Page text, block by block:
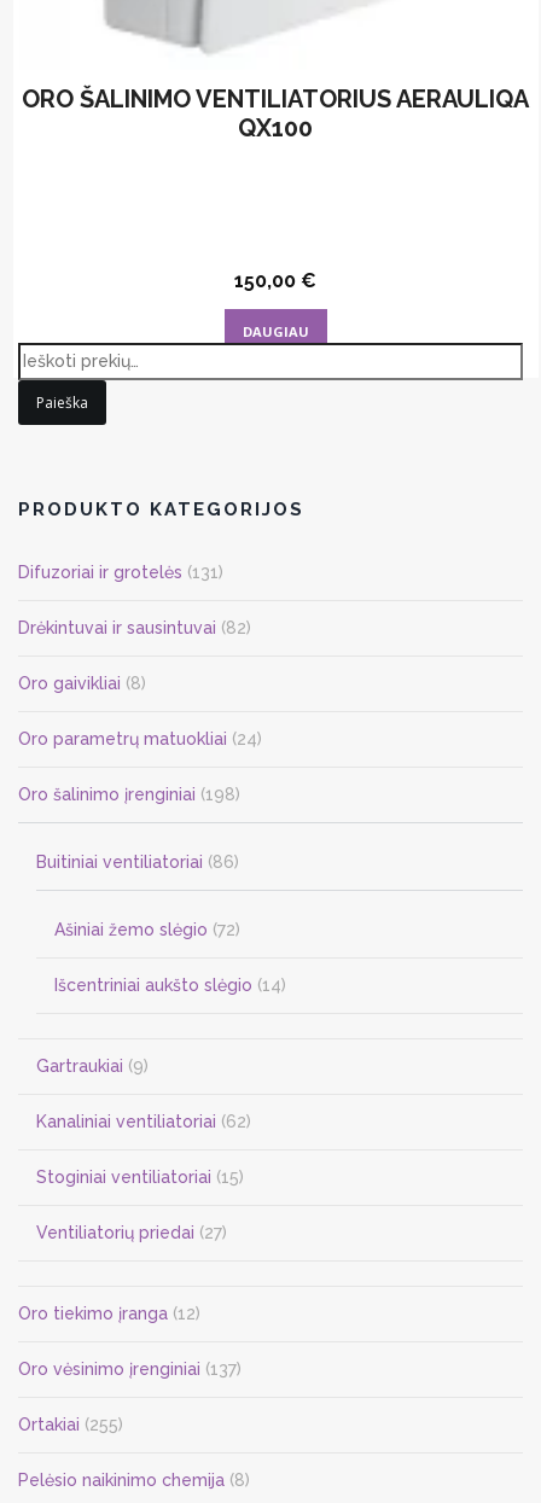
ORO ŠALINIMO VENTILIATORIUS AERAULIQA
QX100
150,00 €
DAUGIAU
Paieška
PRODUKTO KATEGORIJOS
Difuzoriai ir grotelės (131)
Drėkintuvai ir sausintuvai (82)
Oro gaivikliai (8)
Oro parametrų matuokliai (24)
Oro šalinimo įrenginiai (198)
Buitiniai ventiliatoriai (86)
Ašiniai žemo slėgio (72)
Išcentriniai aukšto slėgio (14)
Gartraukiai (9)
Kanaliniai ventiliatoriai (62)
Stoginiai ventiliatoriai (15)
Ventiliatorių priedai (27)
Oro tiekimo įranga (12)
Oro vėsinimo įrenginiai (137)
Ortakiai (255)
Pelėsio naikinimo chemija (8)